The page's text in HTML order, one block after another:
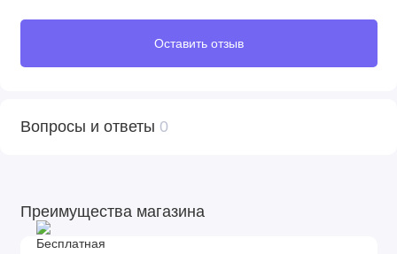
Оставить отзыв
Вопросы и ответы 0
Преимущества магазина